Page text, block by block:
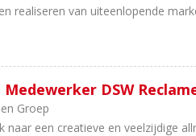
realiseren van uiteenlopende
DSW
Groep
naar een creatieve en veelzijdige